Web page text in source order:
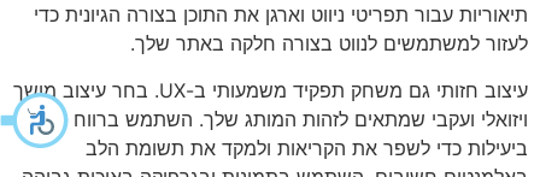
תיאוריות עבור תפריטי ניווט וארגן את התוכן בצורה הגיונית כדי
לעזור למשתמשים לנווט בצורה חלקה באתר שלך.
עיצוב חזותי גם משחק תפקיד משמעותי ב-UX. בחר עיצוב מושך
ויזואלי ועקבי שמתאים לזהות המותג שלך. השתמש ברווח לבן
ביעילות כדי לשפר את הקריאות ולמקד את תשומת הלב